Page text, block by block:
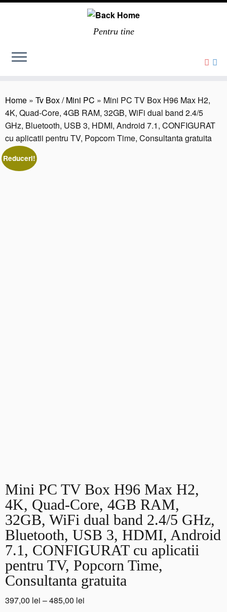
Pentru tine
Home » Tv Box / Mini PC » Mini PC TV Box H96 Max H2,
4K, Quad-Core, 4GB RAM, 32GB, WiFi dual band 2.4/5
GHz, Bluetooth, USB 3, HDMI, Android 7.1, CONFIGURAT
cu aplicatii pentru TV, Popcorn Time, Consultanta gratuita
Reduceri!
Mini PC TV Box H96 Max H2,
4K, Quad-Core, 4GB RAM,
32GB, WiFi dual band 2.4/5 GHz,
Bluetooth, USB 3, HDMI, Android
7.1, CONFIGURAT cu aplicatii
pentru TV, Popcorn Time,
Consultanta gratuita
397,00 lei –485,00 lei